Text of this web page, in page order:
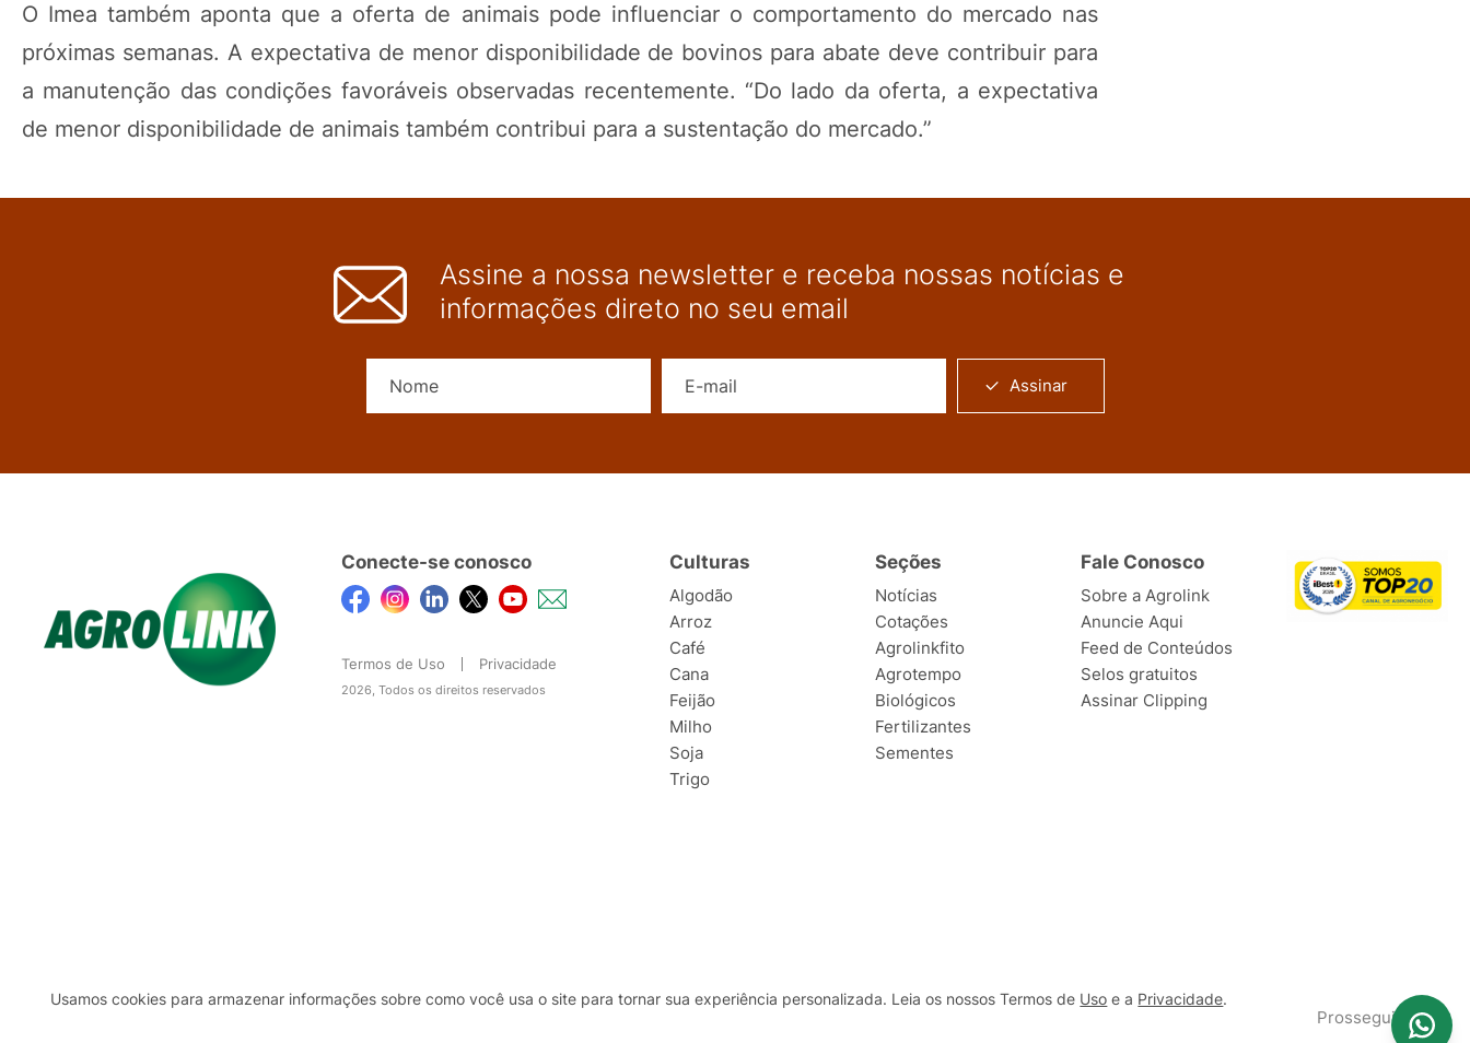
O Imea também aponta que a oferta de animais pode influenciar o comportamento do mercado nas
próximas semanas. A expectativa de menor disponibilidade de bovinos para abate deve contribuir para
a manutenção das condições favoráveis observadas recentemente. “Do lado da oferta, a expectativa
de menor disponibilidade de animais também contribui para a sustentação do mercado.”
Assine a nossa newsletter e receba nossas notícias e
informações direto no seu email
Assinar
Conecte-se conosco
Termos de Uso Privacidade
2026, Todos os direitos reservados
Culturas
Algodão
Arroz
Café
Cana
Feijão
Milho
Soja
Trigo
Seções
Notícias
Cotações
Agrolinkfito
Agrotempo
Biológicos
Fertilizantes
Sementes
Fale Conosco
Sobre a Agrolink
Anuncie Aqui
Feed de Conteúdos
Selos gratuitos
Assinar Clipping
Usamos cookies para armazenar informações sobre como você usa o site para tornar sua experiência personalizada. Leia os nossos Termos de Uso e a Privacidade.
Prosseguir